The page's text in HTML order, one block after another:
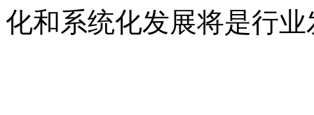
化和系统化发展将是行